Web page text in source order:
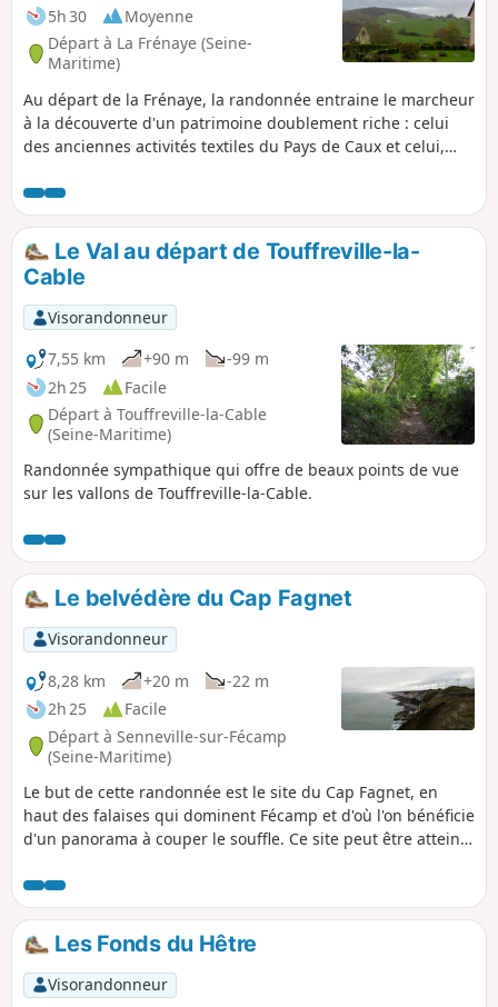
5h 30
Moyenne
Départ à La Frénaye (Seine-
Maritime)
Au départ de la Frénaye, la randonnée entraine le marcheur
à la découverte d'un patrimoine doublement riche : celui
des anciennes activités textiles du Pays de Caux et celui,
le territoire. Entre paysages vallonnés, traces
archéologiques et anciens lieux liés à l'industrie textile, le
circuit offre une immersion unique, où nature et patrimoine
se rencontrent. Idéale pour les amateurs d'histoire, comme
pour les passionnés de plein air.
Le Val au départ de Touffreville-la-
Cable
Visorandonneur
7,55 km
+90 m
-99 m
2h 25
Facile
Départ à Touffreville-la-Cable
(Seine-Maritime)
Randonnée sympathique qui offre de beaux points de vue
sur les vallons de Touffreville-la-Cable.
Le belvédère du Cap Fagnet
Visorandonneur
8,28 km
+20 m
-22 m
2h 25
Facile
Départ à Senneville-sur-Fécamp
(Seine-Maritime)
Le but de cette randonnée est le site du Cap Fagnet, en
haut des falaises qui dominent Fécamp et d'où l'on bénéficie
d'un panorama à couper le souffle. Ce site peut être atteint
goudronnées, tel que décrit ici. Il peut être également
parcouru par une très courte boucle (1 km), également
décrite en tant que variante. (Attention) Suite à des
éboulements l'accès au belvédère est interdit (cf. message
posté le 08/05/2023).
Les Fonds du Hêtre
Visorandonneur